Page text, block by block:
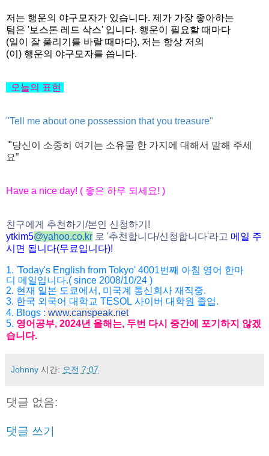
저는 행운의 야구모자가 있습니다. 제가 가장 좋아하는
팀은 '보스톤 레드 삭스' 입니다. 행운이 필요할 때마다
(일이 잘 풀리기를 바랄 때마다), 저는 항상 저의
(이) 행운의 야구모자를 씁니다.
오늘의 표현
"Tell me about one possession that you treasure"
"당신이 소중히 여기는 소유물 한 가지에 대해서 말해 주세
요”
Have a nice day! ( 좋은 하루 되세요! )
친구에게 추천하기 /본인 신청하기 !
ytkim5@yahoo.co.kr 로 '추천합니다/신청합니다'라고 메일 주
시면 됩니다(무료입니다)!
1. 'Today's English from Tokyo' 4001번째 아침 영어 한마
디 메일입니다.( since 2008/10/24 )
2. 현재 일본 도쿄에서 , 미국계 통신회사 재직중.
3. 한국 외국어 대학교 TESOL 사이버 대학원 졸업.
4. Blogs : www.canspeak.net
5. 영어공부, 2024년 올해는, 두번 다시 중간에 포기하지 않겠
습니 다.
Johnny 시간: 오전 7:07
댓글 없음:
댓글 쓰기